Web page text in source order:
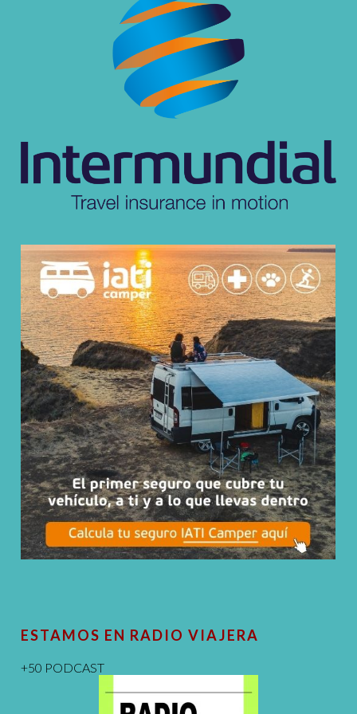
ESTAMOS EN RADIO VIAJERA
+50 PODCAST